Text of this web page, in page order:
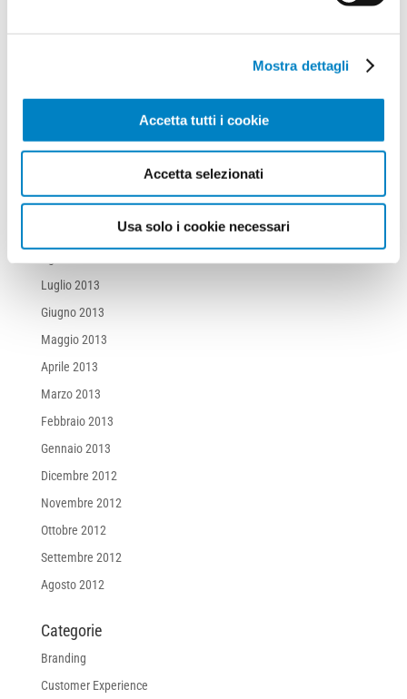
Mostra dettagli
Accetta tutti i cookie
Accetta selezionati
Usa solo i cookie necessari
Marzo 2017
Giugno 2015
Ottobre 2013
Settembre 2013
Luglio 2013
Giugno 2013
Maggio 2013
Aprile 2013
Marzo 2013
Febbraio 2013
Gennaio 2013
Dicembre 2012
Novembre 2012
Ottobre 2012
Settembre 2012
Agosto 2012
Categorie
Branding
Customer Experience